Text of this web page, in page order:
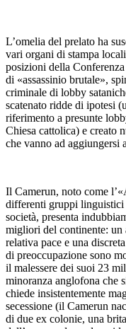
L’omelia del prelato ha
vari organi di stampa
posizioni della
di «assassinio brutale»,
criminale di lobby
scatenato ridde di ipotesi
riferimento a presunte
Chiesa cattolica) e creato
che vanno ad aggiungersi
Il Camerun, noto come
differenti gruppi linguistici
società, presenta
migliori del continente: un
relativa pace e una
di preoccupazione sono
il malessere dei suoi 23
minoranza anglofona che
chiede insistentemente
secessione (il Camerun
di due ex colonie, una